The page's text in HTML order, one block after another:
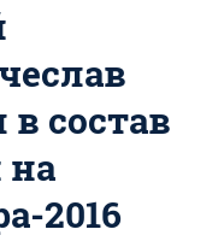
состав
на
2016